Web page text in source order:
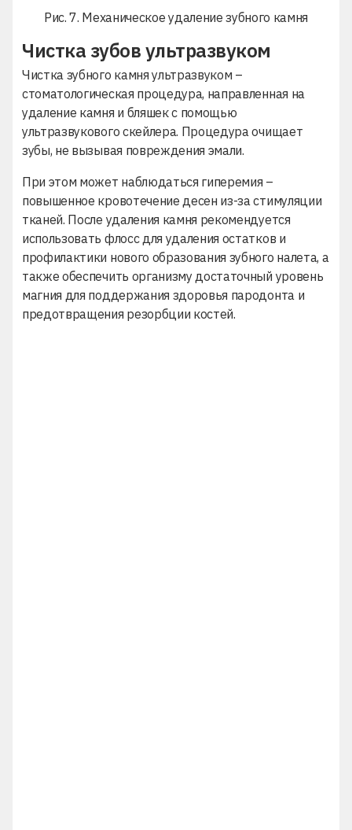
Рис. 7. Механическое удаление зубного камня
Чистка зубов ультразвуком
Чистка зубного камня ультразвуком –
стоматологическая процедура, направленная на
удаление камня и бляшек с помощью
ультразвукового скейлера. Процедура очищает
зубы, не вызывая повреждения эмали.
При этом может наблюдаться гиперемия –
повышенное кровотечение десен из-за стимуляции
тканей. После удаления камня рекомендуется
использовать флосс для удаления остатков и
профилактики нового образования зубного налета, а
также обеспечить организму достаточный уровень
магния для поддержания здоровья пародонта и
предотвращения резорбции костей.